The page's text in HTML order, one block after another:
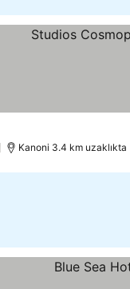
Kanoni 3.4 km uzaklıkta